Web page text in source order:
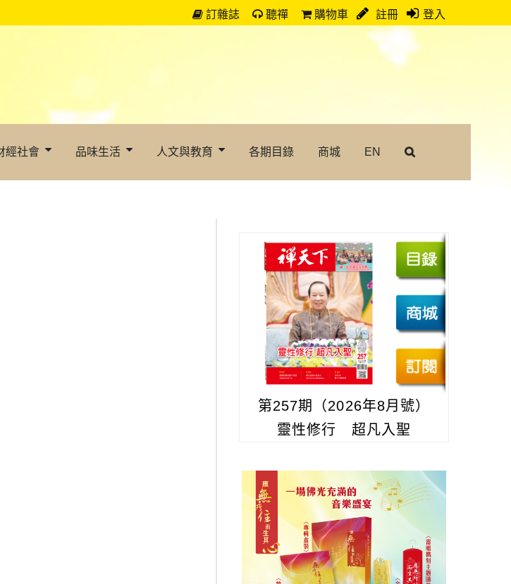
訂雜誌 聽禪 購物車 註冊 登入
經社會 品味生活 人文與教育 各期目錄 商城 EN
第257期（2026年8月號）
靈性修行 超凡入聖